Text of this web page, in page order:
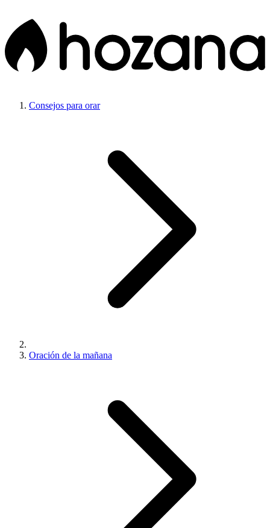
Consejos para orar
Oración de la mañana